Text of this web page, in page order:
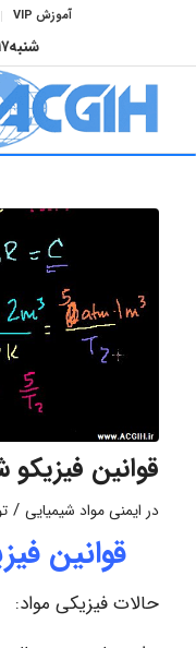
آموزش VIP
شنبه
قوانین فیزیکو
در ایمنی مواد شیمیایی /
قوانین
حالات فیزیکی مواد: